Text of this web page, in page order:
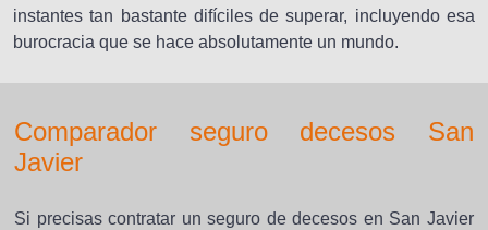
instantes tan bastante difíciles de superar, incluyendo esa
burocracia que se hace absolutamente un mundo.
Comparador seguro decesos San
Javier
Si precisas contratar un seguro de decesos en San Javier